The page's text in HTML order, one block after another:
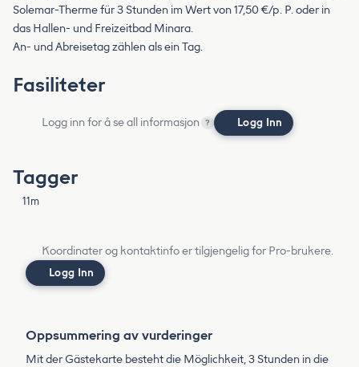
Solemar-Therme für 3 Stunden im Wert von 17,50 €/p. P. oder in
das Hallen- und Freizeitbad Minara.
An- und Abreisetag zählen als ein Tag.
Fasiliteter
Logg inn for å se all informasjon ? Logg Inn
Tagger
11m
Koordinater og kontaktinfo er tilgjengelig for Pro-brukere.
Logg Inn
Oppsummering av vurderinger
Mit der Gästekarte besteht die Möglichkeit, 3 Stunden in die